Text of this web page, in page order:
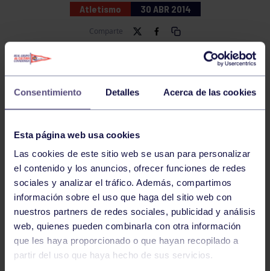
Consentimiento Detalles Acerca de las cookies
Esta página web usa cookies
Las cookies de este sitio web se usan para personalizar
el contenido y los anuncios, ofrecer funciones de redes
sociales y analizar el tráfico. Además, compartimos
información sobre el uso que haga del sitio web con
nuestros partners de redes sociales, publicidad y análisis
web, quienes pueden combinarla con otra información
que les haya proporcionado o que hayan recopilado a
partir del uso que haya hecho de sus servicios.
Atletismo 30 ABR 2014
Comparte